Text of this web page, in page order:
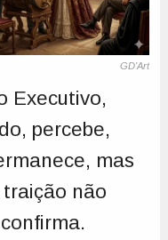
GD'Art
Executivo,
percebe,
mas
não